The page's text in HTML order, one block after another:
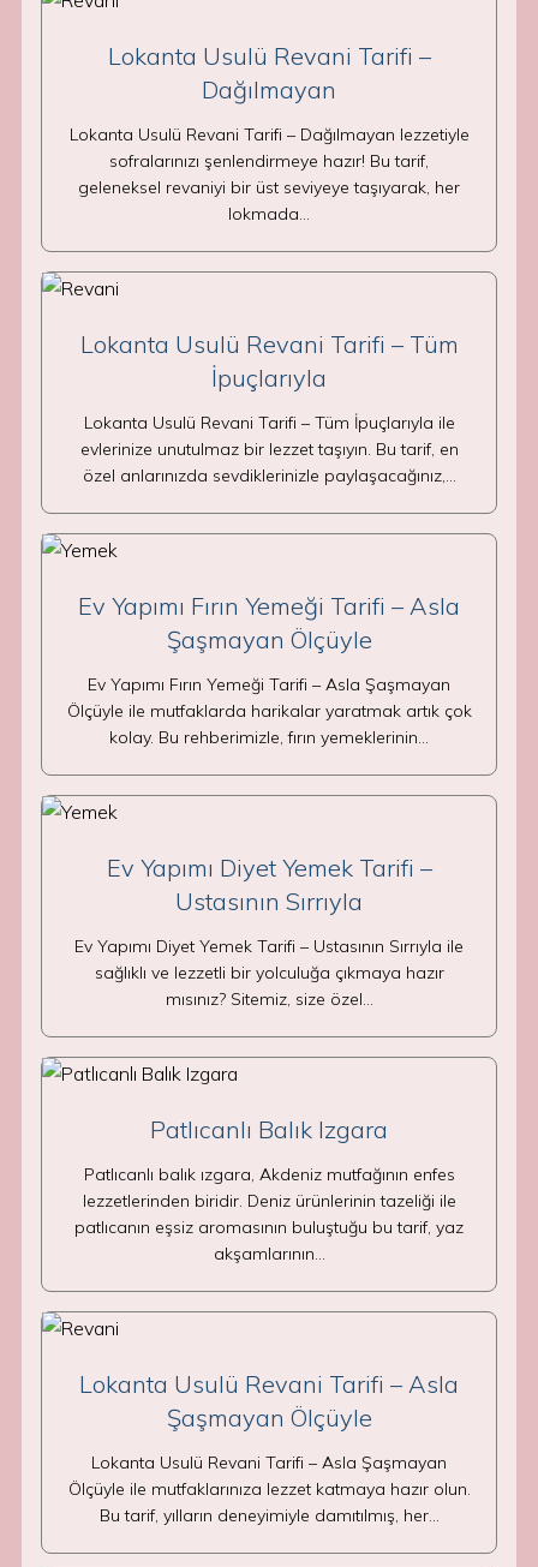
Lokanta Usulü Revani Tarifi –
Dağılmayan
Lokanta Usulü Revani Tarifi – Dağılmayan lezzetiyle
sofralarınızı şenlendirmeye hazır! Bu tarif,
geleneksel revaniyi bir üst seviyeye taşıyarak, her
lokmada…
Lokanta Usulü Revani Tarifi – Tüm
İpuçlarıyla
Lokanta Usulü Revani Tarifi – Tüm İpuçlarıyla ile
evlerinize unutulmaz bir lezzet taşıyın. Bu tarif, en
özel anlarınızda sevdiklerinizle paylaşacağınız,…
Ev Yapımı Fırın Yemeği Tarifi – Asla
Şaşmayan Ölçüyle
Ev Yapımı Fırın Yemeği Tarifi – Asla Şaşmayan
Ölçüyle ile mutfaklarda harikalar yaratmak artık çok
kolay. Bu rehberimizle, fırın yemeklerinin…
Ev Yapımı Diyet Yemek Tarifi –
Ustasının Sırrıyla
Ev Yapımı Diyet Yemek Tarifi – Ustasının Sırrıyla ile
sağlıklı ve lezzetli bir yolculuğa çıkmaya hazır
mısınız? Sitemiz, size özel…
Patlıcanlı Balık Izgara
Patlıcanlı balık ızgara, Akdeniz mutfağının enfes
lezzetlerinden biridir. Deniz ürünlerinin tazeliği ile
patlıcanın eşsiz aromasının buluştuğu bu tarif, yaz
akşamlarının…
Lokanta Usulü Revani Tarifi – Asla
Şaşmayan Ölçüyle
Lokanta Usulü Revani Tarifi – Asla Şaşmayan
Ölçüyle ile mutfaklarınıza lezzet katmaya hazır olun.
Bu tarif, yılların deneyimiyle damıtılmış, her…